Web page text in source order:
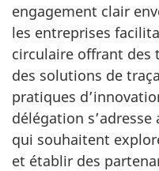
engagement clair
les entreprises
circulaire offrant des
des solutions de
pratiques
délégation
qui souhaitent
et établir des